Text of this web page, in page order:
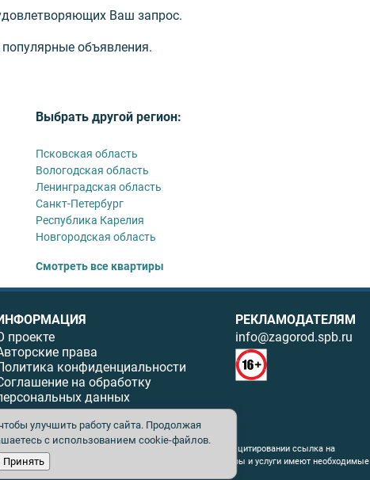
Ваш запрос.
объявления.
Выбрать другой регион:
Псковская область
Вологодская область
Ленинградская область
Санкт-Петербург
Республика Карелия
Новгородская область
Смотреть все квартиры
проекте
права
конфиденциальности
на обработку
данных
РЕКЛАМОДАТЕЛЯМ
info@zagorod.spb.ru
возможна только с письменного разрешения. При цитировании ссылка на
рекламных материалов. Все рекламируемые товары и услуги имеют необходимые
издателя запрещена.
улучшить работу сайта. Продолжая
с использованием cookie-файлов.
Принять